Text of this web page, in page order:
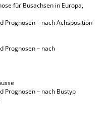
für Busachsen in Europa,
Prognosen – nach Achsposition
Prognosen – nach
Prognosen – nach Bustyp